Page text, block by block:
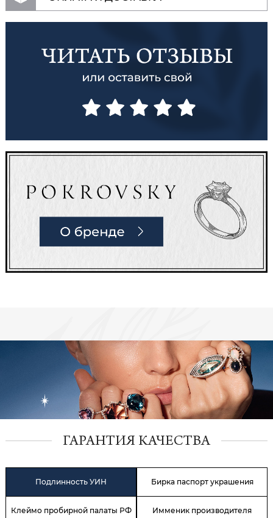
ГАРАНТИЯ КАЧЕСТВА
Подлинность УИН Бирка паспорт украшения
Клеймо пробирной палаты РФ Имменик производителя